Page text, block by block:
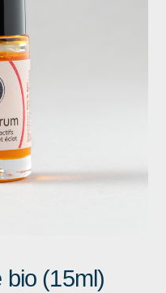
(15ml)